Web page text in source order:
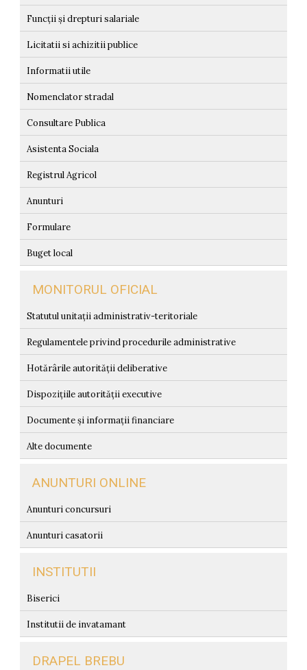
Funcții și drepturi salariale
Licitatii si achizitii publice
Informatii utile
Nomenclator stradal
Consultare Publica
Asistenta Sociala
Registrul Agricol
Anunturi
Formulare
Buget local
MONITORUL OFICIAL
Statutul unitații administrativ-teritoriale
Regulamentele privind procedurile administrative
Hotărârile autorității deliberative
Dispozițiile autorității executive
Documente și informații financiare
Alte documente
ANUNTURI ONLINE
Anunturi concursuri
Anunturi casatorii
INSTITUTII
Biserici
Institutii de invatamant
DRAPEL BREBU